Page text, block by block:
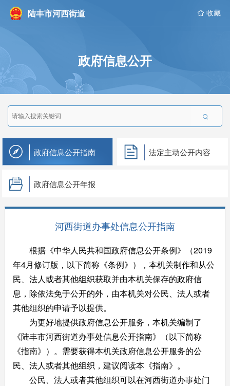
陆丰市河西街道  收藏
政府信息公开

政府信息公开指南 法定主动公开内容
政府信息公开年报
河西街道办事处信息公开指南
根据《中华人民共和国政府信息公开条例》（2019
年4月修订版，以下简称《条例》），本机关制作和从公
民、法人或者其他组织获取并由本机关保存的政府信
息，除依法免于公开的外，由本机关对公民、法人或者
其他组织的申请予以提供。
为更好地提供政府信息公开服务，本机关编制了
《陆丰市河西街道办事处信息公开指南》（以下简称
《指南》）。需要获得本机关政府信息公开服务的公
民、法人或者其他组织，建议阅读本《指南》。
公民、法人或者其他组织可以在河西街道办事处门